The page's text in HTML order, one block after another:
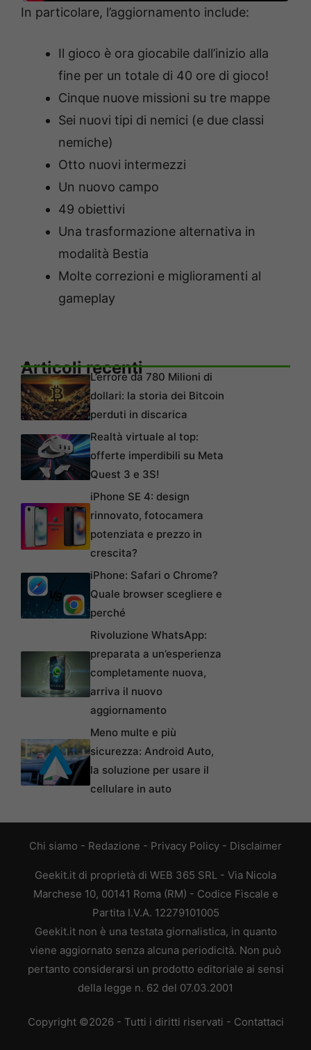
In particolare, l’aggiornamento include:
Il gioco è ora giocabile dall’inizio alla
fine per un totale di 40 ore di gioco!
Cinque nuove missioni su tre mappe
Sei nuovi tipi di nemici (e due classi
nemiche)
Otto nuovi intermezzi
Un nuovo campo
49 obiettivi
Una trasformazione alternativa in
modalità Bestia
Molte correzioni e miglioramenti al
gameplay
Articoli recentiL’errore da 780 Milioni di
dollari: la storia dei Bitcoin
perduti in discarica
Realtà virtuale al top:
offerte imperdibili su Meta
Quest 3 e 3S!
iPhone SE 4: design
rinnovato, fotocamera
potenziata e prezzo in
crescita?
iPhone: Safari o Chrome?
Quale browser scegliere e
perché
Rivoluzione WhatsApp:
preparata a un’esperienza
completamente nuova,
arriva il nuovo
aggiornamento
Meno multe e più
sicurezza: Android Auto,
la soluzione per usare il
cellulare in auto
Chi siamo - Redazione - Privacy Policy - Disclaimer
Geekit.it di proprietà di WEB 365 SRL - Via Nicola
Marchese 10, 00141 Roma (RM) - Codice Fiscale e
Partita I.V.A. 12279101005
Geekit.it non è una testata giornalistica, in quanto
viene aggiornato senza alcuna periodicità. Non può
pertanto considerarsi un prodotto editoriale ai sensi
della legge n. 62 del 07.03.2001
Copyright ©2026 - Tutti i diritti riservati - Contattaci